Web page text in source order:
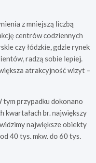
z mniejszą liczbą
centrów codziennych
czy łódzkie, gdzie rynek
radzą sobie lepiej.
atrakcyjność wizyt –
przypadku dokonano
kwartałach br. największy
największe obiekty
40 tys. mkw. do 60 tys.